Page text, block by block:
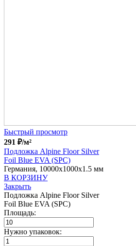
Быстрый просмотр
291 ₽/м²
Подложка Alpine Floor Silver
Foil Blue EVA (SPC)
Германия, 10000x1000x1.5 мм
В КОРЗИНУ
Закрыть
Подложка Alpine Floor Silver
Foil Blue EVA (SPC)
Площадь:
Нужно упаковок: